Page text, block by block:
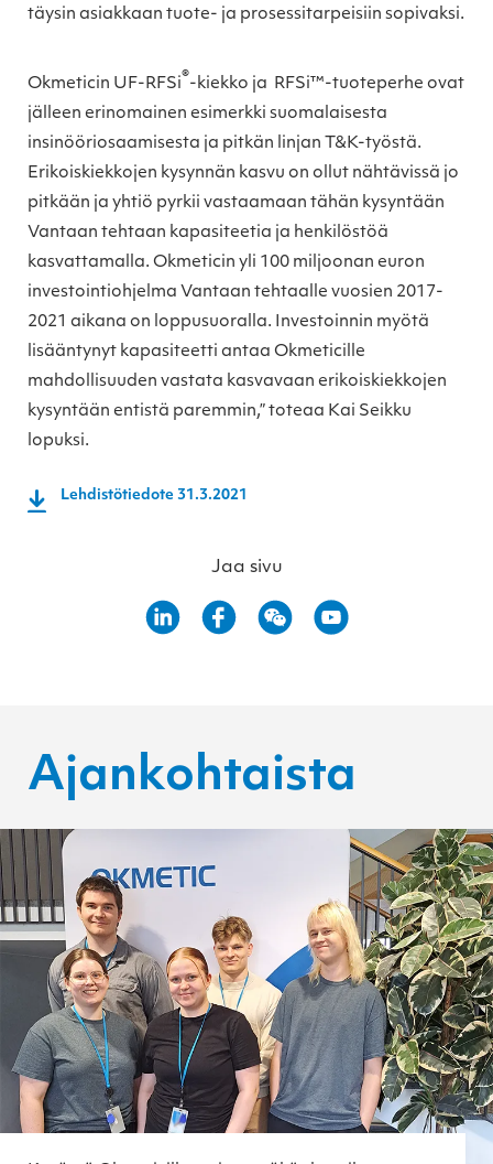
täysin asiakkaan tuote- ja prosessitarpeisiin sopivaksi.
Okmeticin UF-RFSi®-kiekko ja RFSi™-tuoteperhe ovat
jälleen erinomainen esimerkki suomalaisesta
insinööriosaamisesta ja pitkän linjan T&K-työstä.
Erikoiskiekkojen kysynnän kasvu on ollut nähtävissä jo
pitkään ja yhtiö pyrkii vastaamaan tähän kysyntään
Vantaan tehtaan kapasiteetia ja henkilöstöä
kasvattamalla. Okmeticin yli 100 miljoonan euron
investointiohjelma Vantaan tehtaalle vuosien 2017-
2021 aikana on loppusuoralla. Investoinnin myötä
lisääntynyt kapasiteetti antaa Okmeticille
mahdollisuuden vastata kasvavaan erikoiskiekkojen
kysyntään entistä paremmin,” toteaa Kai Seikku
lopuksi.
Lehdistötiedote 31.3.2021
Jaa sivu
Ajankohtaista